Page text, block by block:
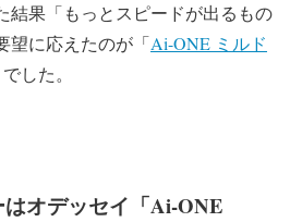
結果「もっとスピードが出るもの
望に応えたのが「Ai-ONE ミルド
でした。
オデッセイ「Ai-ONE